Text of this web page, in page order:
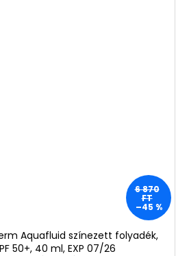
6 870
FT
–45 %
Aquafluid színezett folyadék,
50+, 40 ml, EXP 07/26